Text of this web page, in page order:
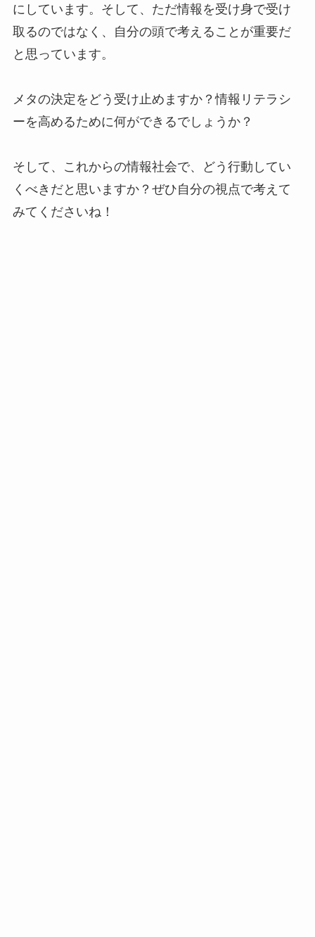
にしています。そして、ただ情報を受け身で受け
取るのではなく、自分の頭で考えることが重要だ
と思っています。
メタの決定をどう受け止めますか？情報リテラシ
ーを高めるために何ができるでしょうか？
そして、これからの情報社会で、どう行動してい
くべきだと思いますか？ぜひ自分の視点で考えて
みてくださいね！